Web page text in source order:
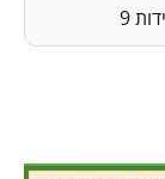
9